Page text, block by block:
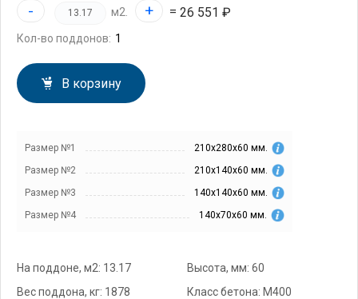
- м2. + = 26 551 ₽
Кол-во поддонов:
В корзину
Размер №1
210х280х60 мм.
Размер №2
210х140х60 мм.
Размер №3
140х140х60 мм.
Размер №4
140х70х60 мм.
На поддоне, м2: 13.17
Высота, мм: 60
Вес поддона, кг: 1878
Класс бетона: М400